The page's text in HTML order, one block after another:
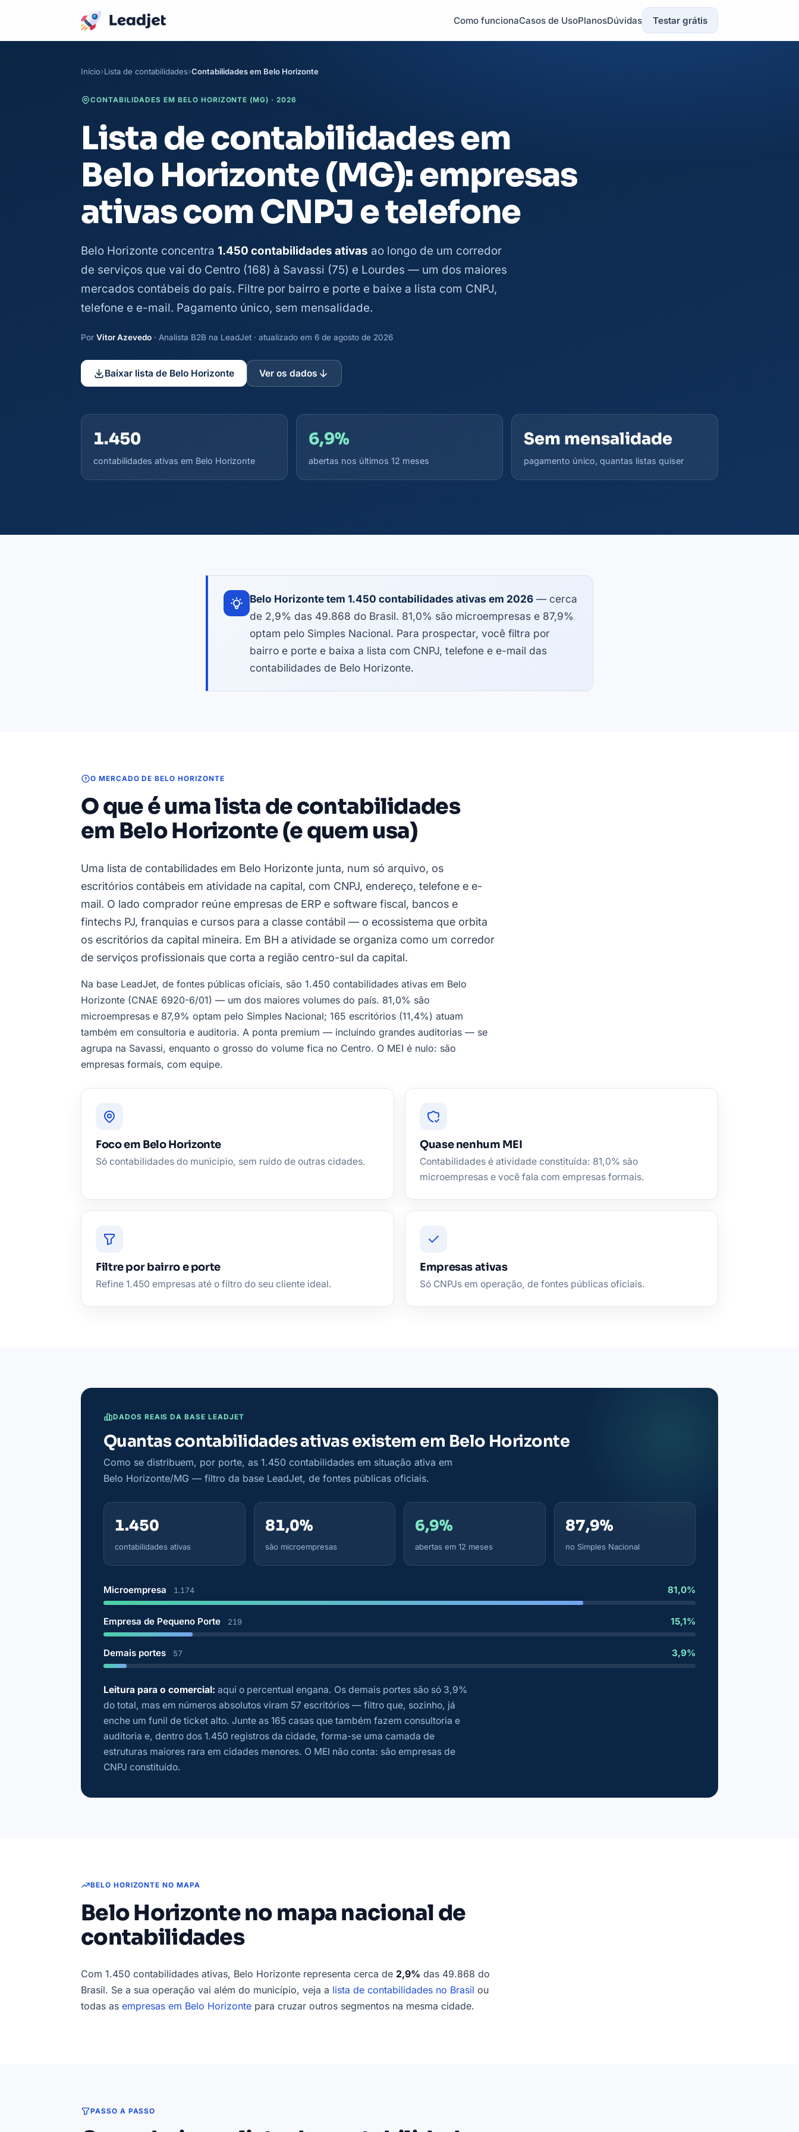
Como funcionaCasos de UsoPlanosDúvidas Testar grátis
Início Lista de contabilidades Contabilidades em Belo Horizonte
CONTABILIDADES EM BELO HORIZONTE (MG) · 2026
Lista de contabilidades em
Belo Horizonte (MG): empresas
ativas com CNPJ e telefone
Belo Horizonte concentra 1.450 contabilidades ativas ao longo de um corredor
de serviços que vai do Centro (168) à Savassi (75) e Lourdes — um dos maiores
mercados contábeis do país. Filtre por bairro e porte e baixe a lista com CNPJ,
telefone e e-mail. Pagamento único, sem mensalidade.
Por Vitor Azevedo · Analista B2B na LeadJet · atualizado em 6 de agosto de 2026
Baixar lista de Belo Horizonte Ver os dados
1.450
contabilidades ativas em Belo Horizonte
6,9%
abertas nos últimos 12 meses
Sem mensalidade
pagamento único, quantas listas quiser
Belo Horizonte tem 1.450 contabilidades ativas em 2026 — cerca
de 2,9% das 49.868 do Brasil. 81,0% são microempresas e 87,9%
optam pelo Simples Nacional. Para prospectar, você filtra por
bairro e porte e baixa a lista com CNPJ, telefone e e-mail das
contabilidades de Belo Horizonte.
O MERCADO DE BELO HORIZONTE
O que é uma lista de contabilidades
em Belo Horizonte (e quem usa)
Uma lista de contabilidades em Belo Horizonte junta, num só arquivo, os
escritórios contábeis em atividade na capital, com CNPJ, endereço, telefone e e-
mail. O lado comprador reúne empresas de ERP e software fiscal, bancos e
fintechs PJ, franquias e cursos para a classe contábil — o ecossistema que orbita
os escritórios da capital mineira. Em BH a atividade se organiza como um corredor
de serviços profissionais que corta a região centro-sul da capital.
Na base LeadJet, de fontes públicas oficiais, são 1.450 contabilidades ativas em Belo
Horizonte (CNAE 6920-6/01) — um dos maiores volumes do país. 81,0% são
microempresas e 87,9% optam pelo Simples Nacional; 165 escritórios (11,4%) atuam
também em consultoria e auditoria. A ponta premium — incluindo grandes auditorias — se
agrupa na Savassi, enquanto o grosso do volume fica no Centro. O MEI é nulo: são
empresas formais, com equipe.
Foco em Belo Horizonte
Só contabilidades do município, sem ruído de outras cidades.
Quase nenhum MEI
Contabilidades é atividade constituída: 81,0% são
microempresas e você fala com empresas formais.
Filtre por bairro e porte
Refine 1.450 empresas até o filtro do seu cliente ideal.
Empresas ativas
Só CNPJs em operação, de fontes públicas oficiais.
DADOS REAIS DA BASE LEADJET
Quantas contabilidades ativas existem em Belo Horizonte
Como se distribuem, por porte, as 1.450 contabilidades em situação ativa em
Belo Horizonte/MG — filtro da base LeadJet, de fontes públicas oficiais.
1.450
contabilidades ativas
81,0%
são microempresas
6,9%
abertas em 12 meses
87,9%
no Simples Nacional
Microempresa 1.174 81,0%
Empresa de Pequeno Porte 219 15,1%
Demais portes 57 3,9%
Leitura para o comercial: aqui o percentual engana. Os demais portes são só 3,9%
do total, mas em números absolutos viram 57 escritórios — filtro que, sozinho, já
enche um funil de ticket alto. Junte as 165 casas que também fazem consultoria e
auditoria e, dentro dos 1.450 registros da cidade, forma-se uma camada de
estruturas maiores rara em cidades menores. O MEI não conta: são empresas de
CNPJ constituído.
BELO HORIZONTE NO MAPA
Belo Horizonte no mapa nacional de
contabilidades
Com 1.450 contabilidades ativas, Belo Horizonte representa cerca de 2,9% das 49.868 do
Brasil. Se a sua operação vai além do município, veja a lista de contabilidades no Brasil ou
todas as empresas em Belo Horizonte para cruzar outros segmentos na mesma cidade.
PASSO A PASSO